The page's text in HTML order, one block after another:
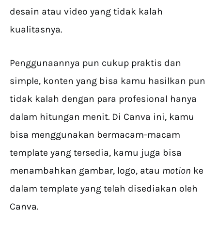
desain atau video yang tidak kalah
kualitasnya.
Penggunaannya pun cukup praktis dan
simple, konten yang bisa kamu hasilkan pun
tidak kalah dengan para profesional hanya
dalam hitungan menit. Di Canva ini, kamu
bisa menggunakan bermacam-macam
template yang tersedia, kamu juga bisa
menambahkan gambar, logo, atau motion ke
dalam template yang telah disediakan oleh
Canva.